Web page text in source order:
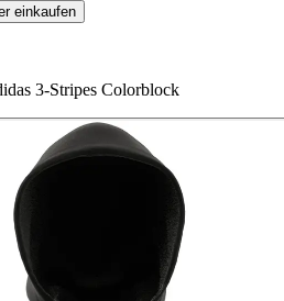
einkaufen
3-Stripes Colorblock